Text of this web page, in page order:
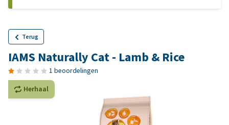
Terug
IAMS Naturally Cat - Lamb & Rice
1 beoordelingen
Herhaal